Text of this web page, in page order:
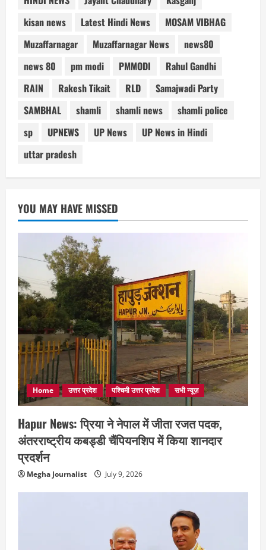
kisan news
Latest Hindi News
MOSAM VIBHAG
Muzaffarnagar
Muzaffarnagar News
news80
news 80
pm modi PMMODI
Rahul Gandhi
RAIN
Rakesh Tikait RLD
Samajwadi Party
SAMBHAL
shamli shamli news
shamli police
sp
UPNEWS UP News
UP News in Hindi
uttar pradesh
YOU MAY HAVE MISSED
Home उत्तर प्रदेश पश्चिमी उत्तर प्रदेश सभी न्यूज़
Hapur News: प्रिया ने नेपाल में जीता रजत पदक,
अंतरराष्ट्रीय कबड्डी चैंपियनशिप में किया शानदार
प्रदर्शन
Megha Journalist July 9, 2026